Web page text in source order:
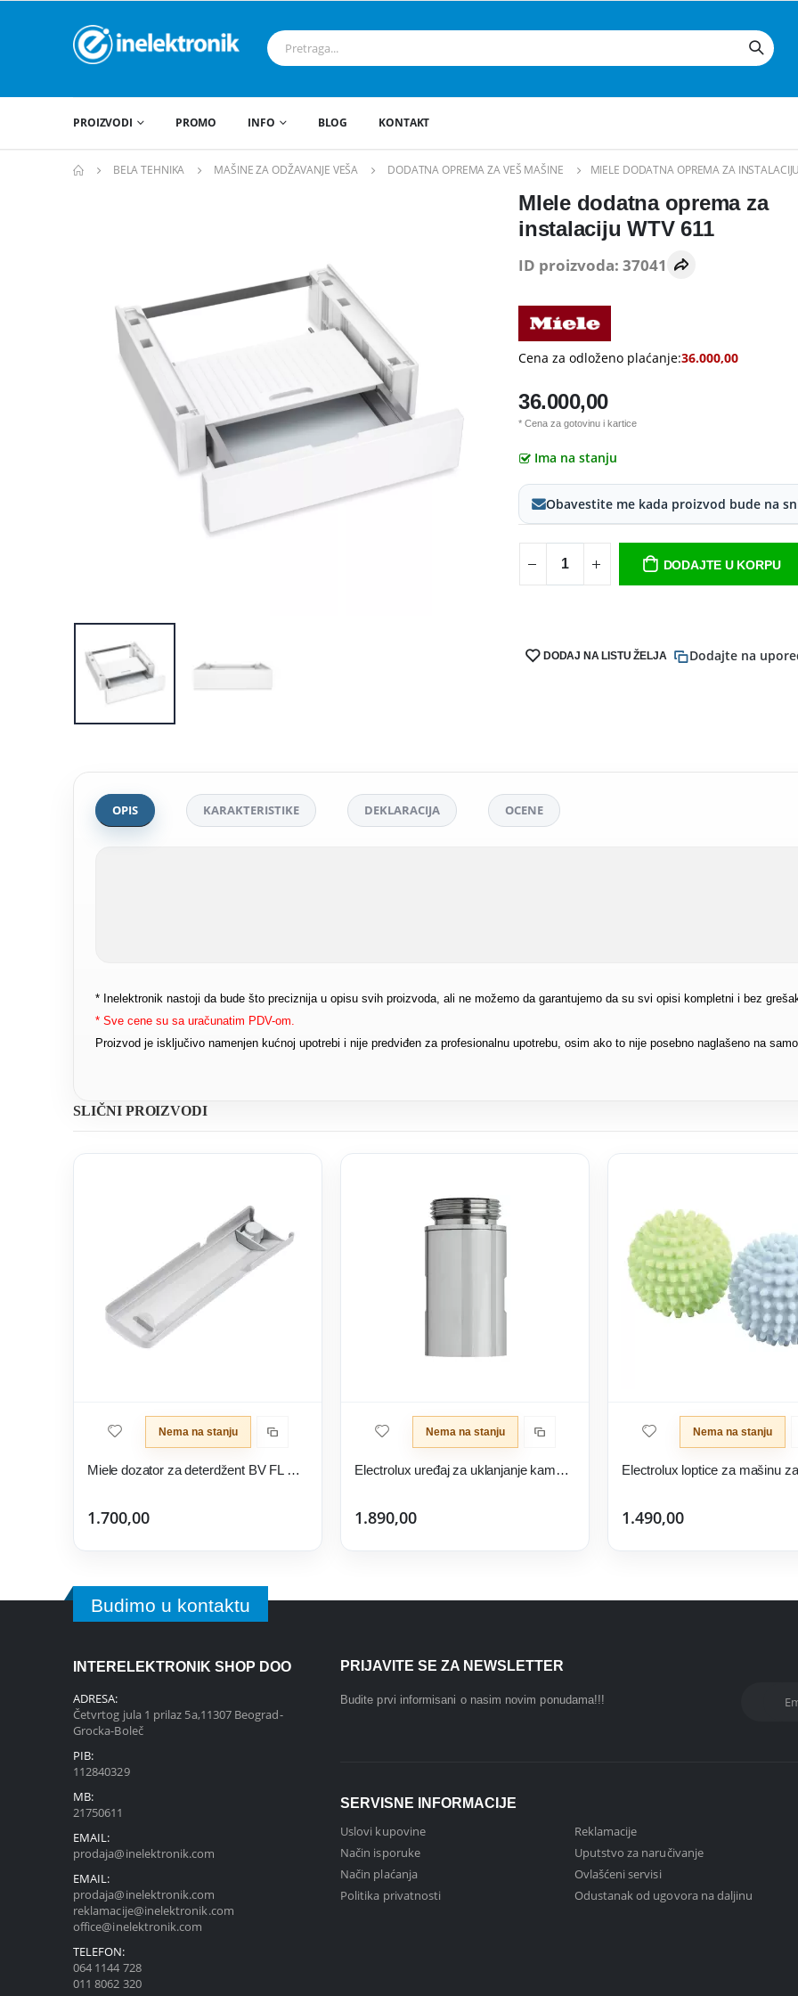
PROIZVODI PROMO INFO BLOG KONTAKT
BELA TEHNIKA MAŠINE ZA ODŽAVANJE VEŠA DODATNA OPREMA ZA VEŠ MAŠINE MIELE DODATNA OPREMA ZA
MIele dodatna oprema za
instalaciju WTV 611
ID proizvoda: 37041
Cena za odloženo plaćanje:36.000,00
36.000,00
* Cena za gotovinu i kartice
Ima na stanju
Obavestite me kada proizvod bude na
DODAJTE U KORPU
DODAJ NA LISTU ŽELJA Dodajte na
OPIS KARAKTERISTIKE DEKLARACIJA OCENE
* Inelektronik nastoji da bude što preciznija u opisu svih proizvoda, ali ne možemo da garantujemo da su svi opisi kompletni i bez
* Sve cene su sa uračunatim PDV-om.
Proizvod je isključivo namenjen kućnoj upotrebi i nije predviđen za profesionalnu upotrebu, osim ako to nije posebno naglašeno na
SLIČNI PROIZVODI
Nema na stanju
Miele dozator za deterdžent BV FL W 146
1.700,00
Nema na stanju
Electrolux uređaj za uklanjanje kamenca M6WMA102
1.890,00
Nema na stanju
1.490,00
Budimo u kontaktu
INTERELEKTRONIK SHOP DOO
ADRESA:
Četvrtog jula 1 prilaz 5a,11307 Beograd-
Grocka-Boleč
PIB:
112840329
MB:
21750611
EMAIL:
prodaja@inelektronik.com
EMAIL:
prodaja@inelektronik.com
reklamacije@inelektronik.com
office@inelektronik.com
TELEFON:
064 1144 728
011 8062 320
PRIJAVITE SE ZA NEWSLETTER
Budite prvi informisani o nasim novim ponudama!!!
SERVISNE INFORMACIJE
Uslovi kupovine
Način isporuke
Način plaćanja
Politika privatnosti
Reklamacije
Uputstvo za naručivanje
Ovlašćeni servisi
Odustanak od ugovora na daljinu